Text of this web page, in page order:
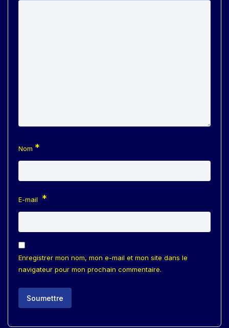
Nom *
E-mail *
Enregistrer mon nom, mon e-mail et mon site dans le
navigateur pour mon prochain commentaire.